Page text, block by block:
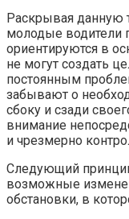
Раскрывая данную
молодые водители
ориентируются в
не могут создать
постоянным
забывают о
сбоку и сзади
внимание
и чрезмерно
Следующий
возможные
обстановки, в